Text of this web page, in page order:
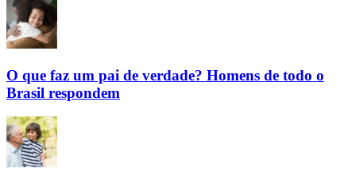
O que faz um pai de verdade? Homens de todo o
Brasil respondem